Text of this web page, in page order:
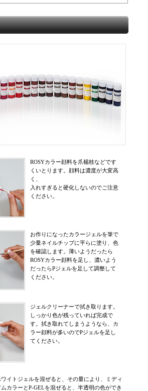
ROSYカラー顔料を爪楊枝などです
くいとります。顔料は濃度が大変高
く、
入れすぎると硬化しないのでご注意
ください。
お作りになったカラージェルを筆で
少量ネイルチップに平らに塗り、色
を確認します。薄いようだったら
ROSYカラー顔料を足し、濃いよう
だったらPジェルを足して調整して
ください。
ジェルクリーナーで拭き取ります。
しっかり色が残っていれば完成で
す。拭き取れてしまうようなら、カ
ラー顔料が多いのでPジェルを足し
てください。
イトジェルを混ぜると、その量により、ミディ
カラーとP-GELを混ぜると、半透明の色ができ